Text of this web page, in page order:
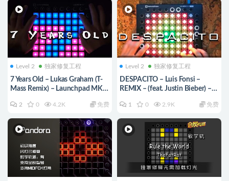
Level 2 独家修复工程
7 Years Old – Lukas Graham (T-
Mass Remix) – Launchpad MK2
2 0 4.2K 免费
Level 2 独家修复工程
DESPACITO – Luis Fonsi –
REMIX – (feat. Justin Bieber) –
1 0 2.9K 免费